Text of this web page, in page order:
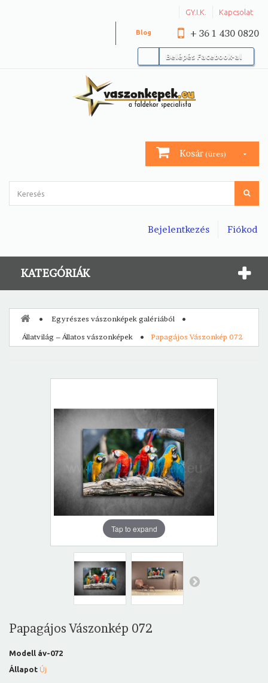
GY.I.K. Kapcsolat
+ 36 1 430 0820
Blog
Belépés Facebook-al
Kosár (üres)
Fiókod
Bejelentkezés
KATEGÓRIÁK
Egyrészes vászonképek galériából
Állatvilág – Állatos vászonképek
Papagájos Vászonkép 072
Tap to expand
Papagájos Vászonkép 072
Modell áv-072
Állapot Új